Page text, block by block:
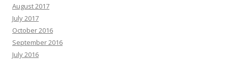
August 2017
July 2017
October 2016
September 2016
July 2016